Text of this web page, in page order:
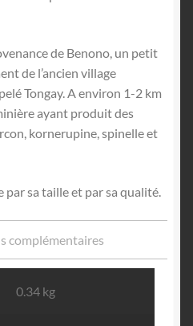
de Benono, un petit
de l’ancien village
Tongay. A environ 1-2 km
ayant produit des
kornerupine, spinelle et
par sa taille et par sa qualité.
complémentaires
0.34 kg